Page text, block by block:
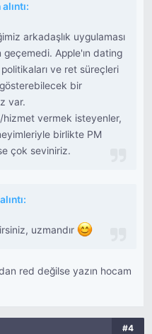
arkadaşlık uygulaması
geçemedi. Apple'ın dating
ve ret süreçleri
bir
var.
hizmet vermek isteyenler,
birlikte PM
çok seviniriz.
uzmandır
red değilse yazın hocam
#4